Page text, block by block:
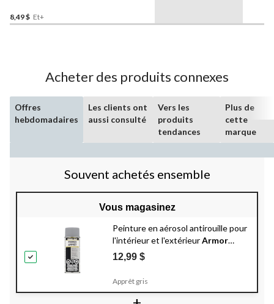
8,49 $ Et+
Acheter des produits connexes
Offres
hebdomadaires
Les clients ont
aussi consulté
Vers les
produits
tendances
Plus de
cette
marque
Souvent achetés ensemble
Vous magasinez
Peinture en aérosol antirouille pour
l'intérieur et l'extérieurArmor
Coat, 340 g
12,99 $
Apprêt gris